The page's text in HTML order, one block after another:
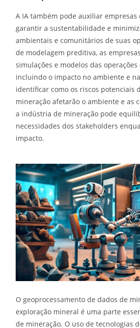
A IA também pode auxiliar empresas
garantir a sustentabilidade e
ambientais e comunitários de suas
de modelagem preditiva, as
simulações e modelos das
incluindo o impacto no ambiente e
identificar como os riscos potenciais
mineração afetarão o ambiente e as
a indústria de mineração pode
necessidades dos stakeholders
impacto.
O geoprocessamento de dados de
exploração mineral é uma parte
de mineração. O uso de tecnologias